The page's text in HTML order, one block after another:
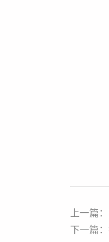
上一篇
下一篇